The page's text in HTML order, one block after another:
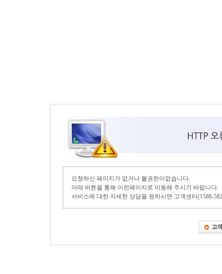
요청하신 페이지가 없거나 볼권한이없습니다.
아래 버튼을 통해 이전페이지로 이동해 주시기 바랍니다.
서비스에 대한 자세한 상담을 원하시면 고객센터(1588-